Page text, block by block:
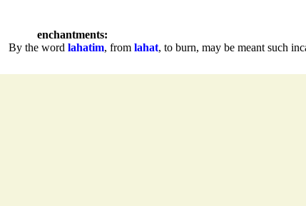
enchantments:
By the word lahatim, from lahat, to burn, may be meant such